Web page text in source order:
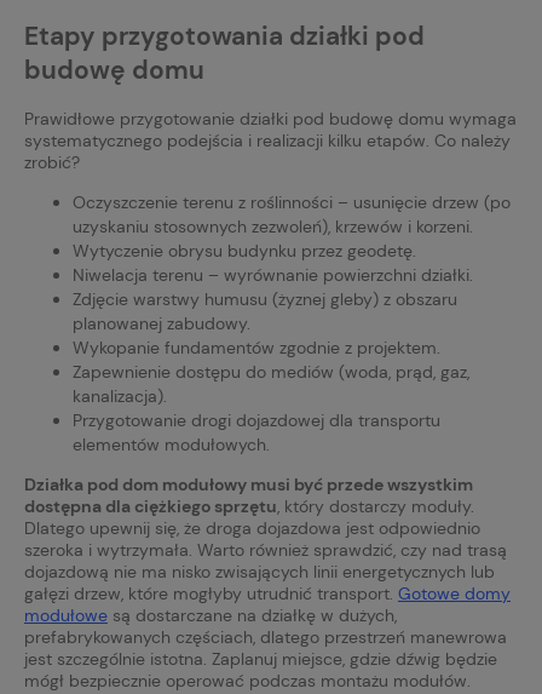
Etapy przygotowania działki pod
budowę domu
Prawidłowe przygotowanie działki pod budowę domu wymaga
systematycznego podejścia i realizacji kilku etapów. Co należy
zrobić?
Oczyszczenie terenu z roślinności – usunięcie drzew (po
uzyskaniu stosownych zezwoleń), krzewów i korzeni.
Wytyczenie obrysu budynku przez geodetę.
Niwelacja terenu – wyrównanie powierzchni działki.
Zdjęcie warstwy humusu (żyznej gleby) z obszaru
planowanej zabudowy.
Wykopanie fundamentów zgodnie z projektem.
Zapewnienie dostępu do mediów (woda, prąd, gaz,
kanalizacja).
Przygotowanie drogi dojazdowej dla transportu
elementów modułowych.
Działka pod dom modułowy musi być przede wszystkim
dostępna dla ciężkiego sprzętu, który dostarczy moduły.
Dlatego upewnij się, że droga dojazdowa jest odpowiednio
szeroka i wytrzymała. Warto również sprawdzić, czy nad trasą
dojazdową nie ma nisko zwisających linii energetycznych lub
gałęzi drzew, które mogłyby utrudnić transport. Gotowe domy
modułowe są dostarczane na działkę w dużych,
prefabrykowanych częściach, dlatego przestrzeń manewrowa
jest szczególnie istotna. Zaplanuj miejsce, gdzie dźwig będzie
mógł bezpiecznie operować podczas montażu modułów.